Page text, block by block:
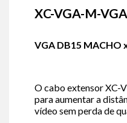
XC-VGA-M-
VGA DB15 MACHO
O cabo extensor XC-
para aumentar a
vídeo sem perda de